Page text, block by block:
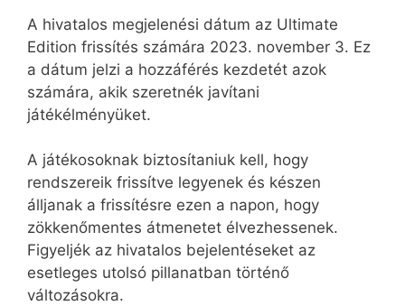
A hivatalos megjelenési dátum az Ultimate
Edition frissítés számára 2023. november 3. Ez
a dátum jelzi a hozzáférés kezdetét azok
számára, akik szeretnék javítani
játékélményüket.
A játékosoknak biztosítaniuk kell, hogy
rendszereik frissítve legyenek és készen
álljanak a frissítésre ezen a napon, hogy
zökkenőmentes átmenetet élvezhessenek.
Figyeljék az hivatalos bejelentéseket az
esetleges utolsó pillanatban történő
változásokra.